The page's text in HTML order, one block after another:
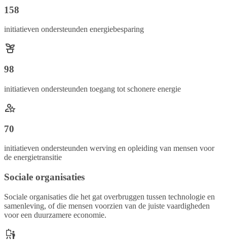
158
initiatieven ondersteunden energiebesparing
98
initiatieven ondersteunden toegang tot schonere energie
70
initiatieven ondersteunden werving en opleiding van mensen voor
de energietransitie
Sociale organisaties
Sociale organisaties die het gat overbruggen tussen technologie en
samenleving, of die mensen voorzien van de juiste vaardigheden
voor een duurzamere economie.